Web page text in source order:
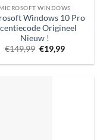
MICROSOFT WINDOWS
Windows 10 Pro
Origineel
Nieuw !
€149,99 Oorspronkelijke
prijs
was:
€19,99Huidige
is: